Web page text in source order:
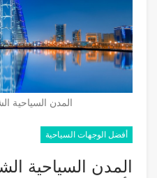
المدن السياحية
أفضل الوجهات السياحية
المدن السياحية